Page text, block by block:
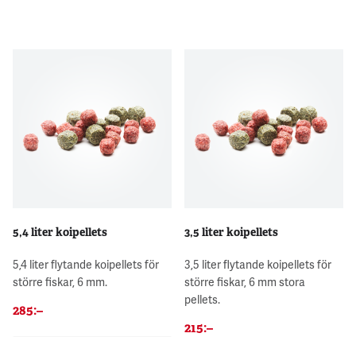
5,4 liter koipellets
5,4 liter flytande koipellets för
större fiskar, 6 mm.
285:–
3,5 liter koipellets
3,5 liter flytande koipellets för
större fiskar, 6 mm stora
pellets.
215:–